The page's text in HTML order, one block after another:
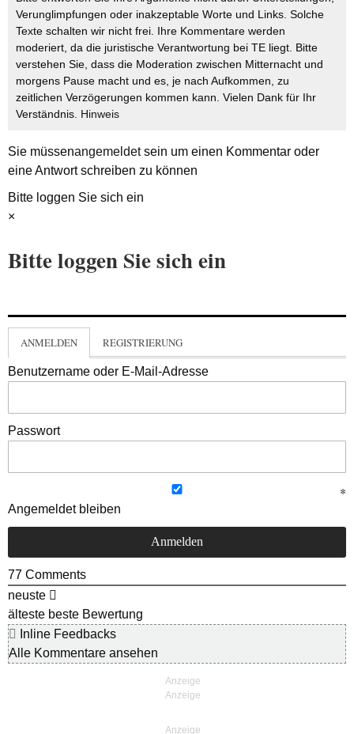
Verunglimpfungen oder inakzeptable Worte und Links. Solche
Texte schalten wir nicht frei. Ihre Kommentare werden
moderiert, da die juristische Verantwortung bei TE liegt. Bitte
verstehen Sie, dass die Moderation zwischen Mitternacht und
morgens Pause macht und es, je nach Aufkommen, zu
zeitlichen Verzögerungen kommen kann. Vielen Dank für Ihr
Verständnis. Hinweis
Sie müssenangemeldetsein um einen Kommentar oder
eine Antwort schreiben zu können
Bitte loggen Sie sich ein
×
Bitte loggen Sie sich ein
ANMELDEN REGISTRIERUNG
Benutzername oder E-Mail-Adresse
Passwort
Angemeldet bleiben
77 Comments
neuste
älteste beste Bewertung
Inline Feedbacks
Alle Kommentare ansehen
Anzeige